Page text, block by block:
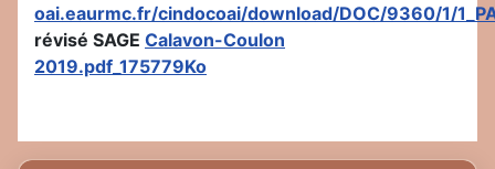
oai.eaurmc.fr/cindocoai/download/DOC/9360/1/
révisé SAGE Calavon-Coulon
2019.pdf_175779Ko